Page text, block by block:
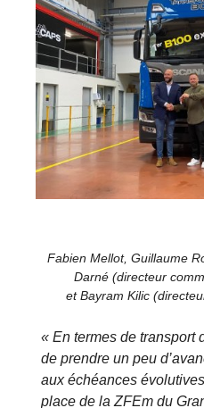
Fabien Mellot, Guillaume
Darné (directeur
et Bayram Kilic
« En termes de transport
de prendre un peu
aux échéances
place de la ZFEm du